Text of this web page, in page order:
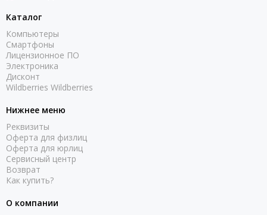
Каталог
Компьютеры
Смартфоны
Лицензионное ПО
Электроника
Дисконт
Wildberries Wildberries
Нижнее меню
Реквизиты
Оферта для физлиц
Оферта для юрлиц
Сервисный центр
Возврат
Как купить?
О компании